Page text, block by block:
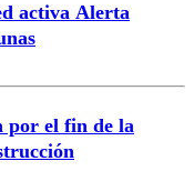
activa Alerta
por el fin de la